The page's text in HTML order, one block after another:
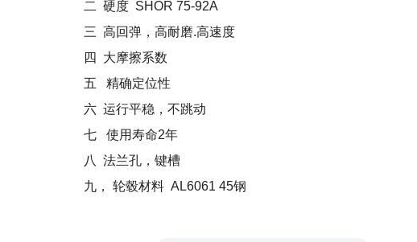
二 硬度 SHOR 75-92A
三 高回弹，高耐磨.高速度
四 大摩擦系数
五 精确定位性
六 运行平稳，不跳动
七 使用寿命2年
八 法兰孔，键槽
九， 轮毂材料 AL6061 45钢